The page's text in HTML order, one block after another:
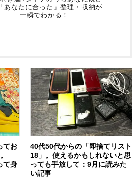
あなたに合った」整理・収納が
一瞬でわかる！
てお
て身
40代50代からの「即捨てリスト
18」。使えるかもしれないと思
っても手放して：9月に読みた
い記事